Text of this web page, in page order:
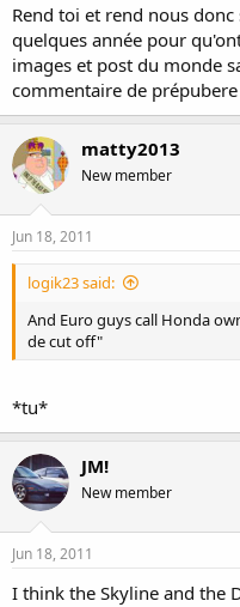
Rend toi et rend nous
quelques année pour
images et post du monde
commentaire de
matty2013
New member
Jun 18, 2011
logik23 said:
And Euro guys call Honda
de cut off"
*tu*
JM!
New member
Jun 18, 2011
I think the Skyline and the